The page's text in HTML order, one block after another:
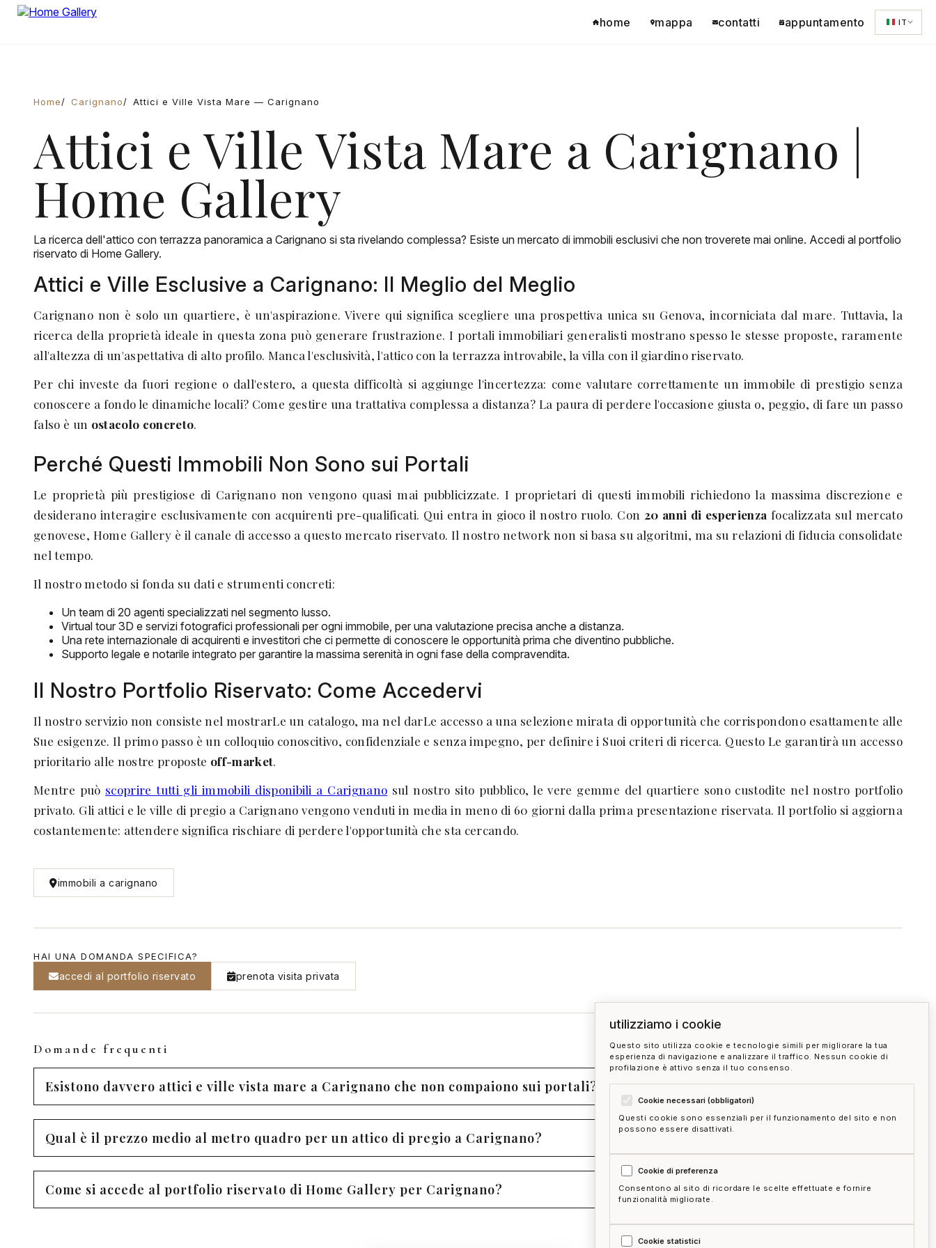
home mappa contatti appuntamento IT
Home Carignano Attici e Ville Vista Mare — Carignano
Attici e Ville Vista Mare a Carignano |
Home Gallery
La ricerca dell'attico con terrazza panoramica a Carignano si sta rivelando complessa? Esiste un mercato di immobili esclusivi che non troverete mai online. Accedi al portfolio
riservato di Home Gallery.
Attici e Ville Esclusive a Carignano: Il Meglio del Meglio
Carignano non è solo un quartiere, è un'aspirazione. Vivere qui significa scegliere una prospettiva unica su Genova, incorniciata dal mare. Tuttavia, la
ricerca della proprietà ideale in questa zona può generare frustrazione. I portali immobiliari generalisti mostrano spesso le stesse proposte, raramente
all'altezza di un'aspettativa di alto profilo. Manca l'esclusività, l'attico con la terrazza introvabile, la villa con il giardino riservato.
Per chi investe da fuori regione o dall'estero, a questa difficoltà si aggiunge l'incertezza: come valutare correttamente un immobile di prestigio senza
conoscere a fondo le dinamiche locali? Come gestire una trattativa complessa a distanza? La paura di perdere l'occasione giusta o, peggio, di fare un passo
falso è un ostacolo concreto.
Perché Questi Immobili Non Sono sui Portali
Le proprietà più prestigiose di Carignano non vengono quasi mai pubblicizzate. I proprietari di questi immobili richiedono la massima discrezione e
desiderano interagire esclusivamente con acquirenti pre-qualificati. Qui entra in gioco il nostro ruolo. Con 20 anni di esperienza focalizzata sul mercato
genovese, Home Gallery è il canale di accesso a questo mercato riservato. Il nostro network non si basa su algoritmi, ma su relazioni di fiducia consolidate
nel tempo.
Il nostro metodo si fonda su dati e strumenti concreti:
Un team di 20 agenti specializzati nel segmento lusso.
Virtual tour 3D e servizi fotografici professionali per ogni immobile, per una valutazione precisa anche a distanza.
Una rete internazionale di acquirenti e investitori che ci permette di conoscere le opportunità prima che diventino pubbliche.
Supporto legale e notarile integrato per garantire la massima serenità in ogni fase della compravendita.
Il Nostro Portfolio Riservato: Come Accedervi
Il nostro servizio non consiste nel mostrarLe un catalogo, ma nel darLe accesso a una selezione mirata di opportunità che corrispondono esattamente alle
Sue esigenze. Il primo passo è un colloquio conoscitivo, confidenziale e senza impegno, per definire i Suoi criteri di ricerca. Questo Le garantirà un accesso
prioritario alle nostre proposte off-market.
Mentre può scoprire tutti gli immobili disponibili a Carignano sul nostro sito pubblico, le vere gemme del quartiere sono custodite nel nostro portfolio
privato. Gli attici e le ville di pregio a Carignano vengono venduti in media in meno di 60 giorni dalla prima presentazione riservata. Il portfolio si aggiorna
costantemente: attendere significa rischiare di perdere l'opportunità che sta cercando.
immobili a carignano
HAI UNA DOMANDA SPECIFICA?
accedi al portfolio riservato prenota visita privata
Domande frequenti
Esistono davvero attici e ville vista mare a Carignano che non compaiono sui portali?
Qual è il prezzo medio al metro quadro per un attico di pregio a Carignano?
Come si accede al portfolio riservato di Home Gallery per Carignano?
utilizziamo i cookie
Questo sito utilizza cookie e tecnologie simili per migliorare la tua
esperienza di navigazione e analizzare il traffico. Nessun cookie di
profilazione è attivo senza il tuo consenso.
Cookie necessari (obbligatori)
Questi cookie sono essenziali per il funzionamento del sito e non
possono essere disattivati.
Cookie di preferenza
Consentono al sito di ricordare le scelte effettuate e fornire
funzionalità migliorate.
Cookie statistici